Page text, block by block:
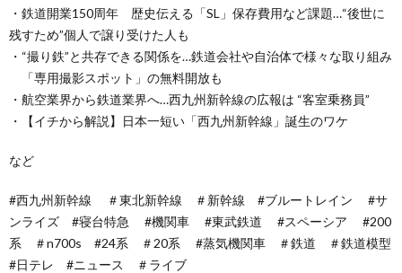
・鉄道開業150周年 歴史伝える「SL」保存費用など課題…“後世に
残すため”個人で譲り受けた人も
・“撮り鉄”と共存できる関係を…鉄道会社や自治体で様々な取り組み
「専用撮影スポット」の無料開放も
・航空業界から鉄道業界へ…西九州新幹線の広報は “客室乗務員”
・【イチから解説】日本一短い「西九州新幹線」誕生のワケ
など
#西九州新幹線 ＃東北新幹線 ＃新幹線 #ブルートレイン #サ
ンライズ #寝台特急 #機関車 #東武鉄道 #スペーシア #200
系 ＃n700s #24系 ＃20系 #蒸気機関車 ＃鉄道 ＃鉄道模型
#日テレ​​ #ニュース​​ ＃ライブ